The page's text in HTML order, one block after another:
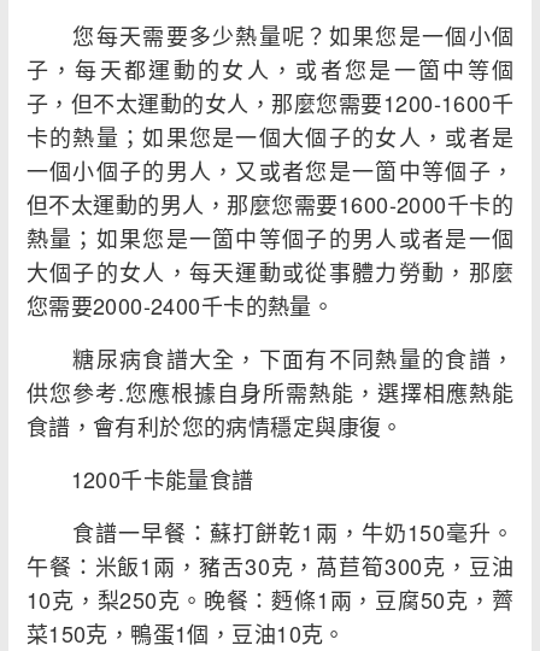
您每天需要多少熱量呢？如果您是一個小個
子，每天都運動的女人，或者您是一箇中等個
子，但不太運動的女人，那麼您需要1200-1600千
卡的熱量；如果您是一個大個子的女人，或者是
一個小個子的男人，又或者您是一箇中等個子，
但不太運動的男人，那麼您需要1600-2000千卡的
熱量；如果您是一箇中等個子的男人或者是一個
大個子的女人，每天運動或從事體力勞動，那麼
您需要2000-2400千卡的熱量。
糖尿病食譜大全，下面有不同熱量的食譜，
供您參考.您應根據自身所需熱能，選擇相應熱能
食譜，會有利於您的病情穩定與康復。
1200千卡能量食譜
食譜一早餐：蘇打餅乾1兩，牛奶150毫升。
午餐：米飯1兩，豬舌30克，萵苣筍300克，豆油
10克，梨250克。晚餐：麪條1兩，豆腐50克，薺
菜150克，鴨蛋1個，豆油10克。